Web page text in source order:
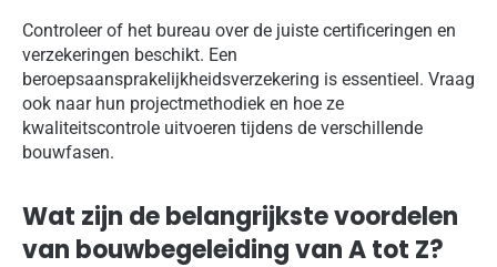
Controleer of het bureau over de juiste certificeringen en
verzekeringen beschikt. Een
beroepsaansprakelijkheidsverzekering is essentieel. Vraag
ook naar hun projectmethodiek en hoe ze
kwaliteitscontrole uitvoeren tijdens de verschillende
bouwfasen.
Wat zijn de belangrijkste voordelen
van bouwbegeleiding van A tot Z?